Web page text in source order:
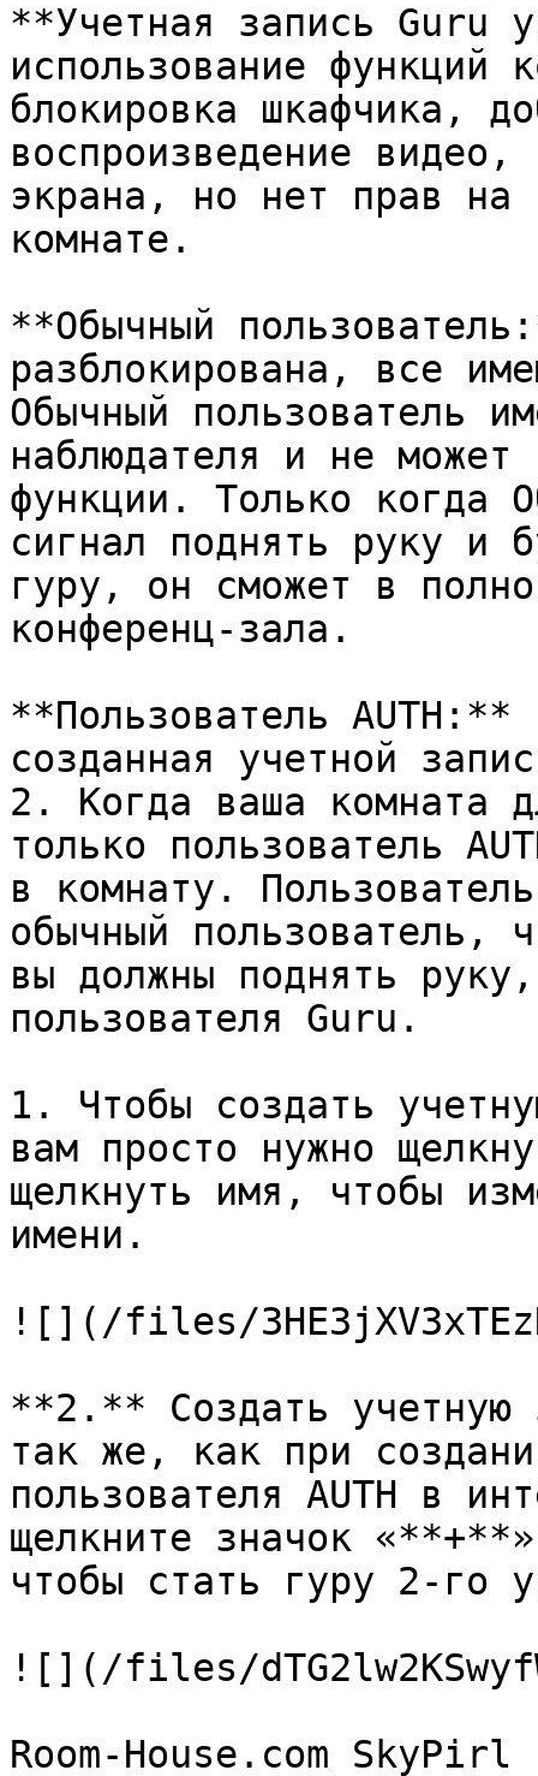
**Учетная запись Guru
использование функций
блокировка шкафчика,
воспроизведение видео,
экрана, но нет прав на
комнате.
**Обычный
разблокирована, все
Обычный пользователь
наблюдателя и не может
функции. Только когда
сигнал поднять руку и
гуру, он сможет в
конференц-зала.
**Пользователь
созданная учетной
2. Когда ваша комната
только пользователь
в комнату.
обычный пользователь,
вы должны поднять
пользователя Guru.
1. Чтобы создать
вам просто нужно
щелкнуть имя, чтобы
имени.
![](/files/
**2.** Создать учетную
так же, как при
пользователя AUTH в
щелкните значок
чтобы стать гуру 2-го
![](/files/